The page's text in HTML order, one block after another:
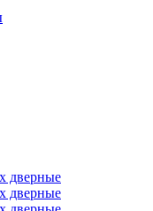
дверные
дверные